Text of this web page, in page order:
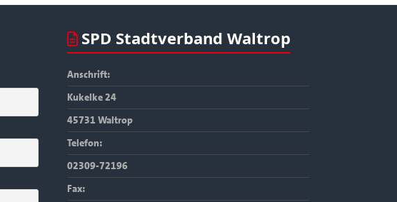
SPD Stadtverband Waltrop
Anschrift:
Kukelke 24
45731 Waltrop
Telefon:
02309-72196
Fax: